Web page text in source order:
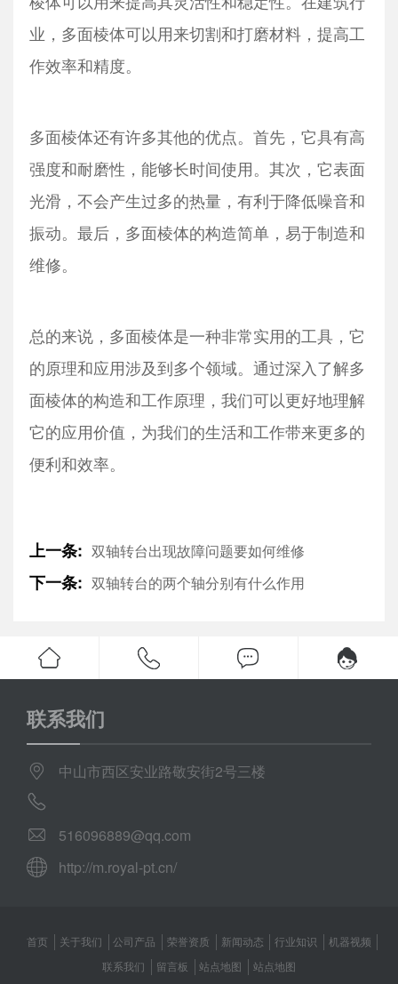
业，多面棱体可以用来切割和打磨材料，提高工
作效率和精度。
多面棱体还有许多其他的优点。首先，它具有高
强度和耐磨性，能够长时间使用。其次，它表面
光滑，不会产生过多的热量，有利于降低噪音和
振动。最后，多面棱体的构造简单，易于制造和
维修。
总的来说，多面棱体是一种非常实用的工具，它
的原理和应用涉及到多个领域。通过深入了解多
面棱体的构造和工作原理，我们可以更好地理解
它的应用价值，为我们的生活和工作带来更多的
便利和效率。
上一条: 双轴转台出现故障问题要如何维修
下一条: 双轴转台的两个轴分别有什么作用
联系我们
中山市西区安业路敬安街2号三楼
516096889@qq.com
http://m.royal-pt.cn/
首页 关于我们 公司产品 荣誉资质 新闻动态 行业知识
机器视频
联系我们
留言板 站点地图 站点地图